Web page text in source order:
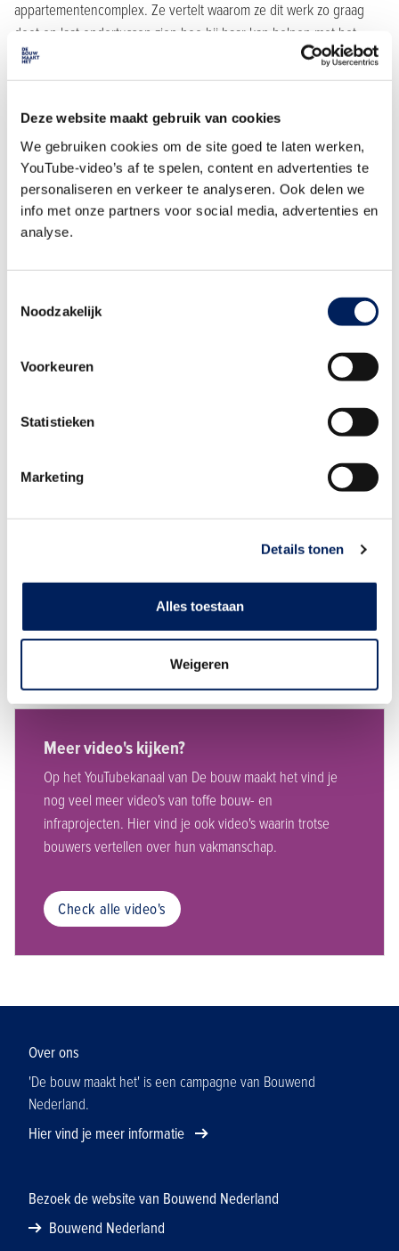
Deze website maakt gebruik van cookies
We gebruiken cookies om de site goed te laten werken,
YouTube-video’s af te spelen, content en advertenties te
personaliseren en verkeer te analyseren. Ook delen we
info met onze partners voor social media, advertenties en
analyse.
Noodzakelijk
Voorkeuren
Statistieken
Marketing
Details tonen
Alles toestaan
Weigeren
appartementencomplex. Ze vertelt waarom ze dit werk zo graag
doet en laat ondertussen zien hoe hij haar kan helpen met het
spijkerpistool.
Meer over dit project
Ook timmerman worden? Meer informatie vind je hie
Wil je meer weten over (werken bij) de bouwer van dit project?
Bezoek dande website van HBR Timmerwerken.
Terug naar alle fragmenten van seizoen 3.
Of je nu een denker of een doener bent, liever met
infra is altijd werk. Je start vaak met een goed salaris,
werken in de bouw en infra? Weten welke opleidingen
Bekijk jouw mogelijkheden
Meer video's kijken?
Op het YouTubekanaal van De bouw maakt het vind je
nog veel meer video's van toffe bouw- en
infraprojecten. Hier vind je ook video's waarin trotse
bouwers vertellen over hun vakmanschap.
Check alle video's
Over ons
'De bouw maakt het' is een campagne van Bouwend
Nederland.
Hier vind je meer informatie
Bezoek de website van Bouwend Nederland
Bouwend Nederland